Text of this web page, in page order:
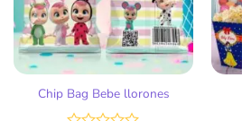
Chip Bag Bebe llorones